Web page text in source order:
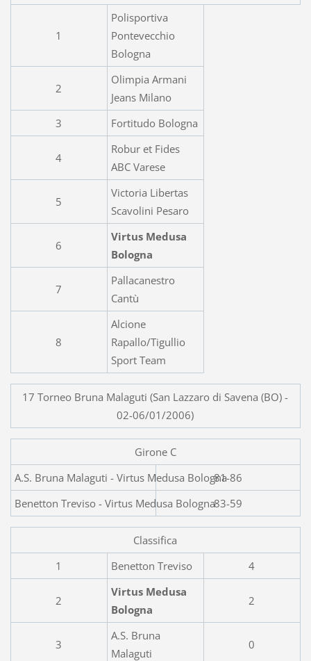
1
Polisportiva
Pontevecchio
Bologna
2
Olimpia Armani
Jeans Milano
3
Fortitudo Bologna
4
Robur et Fides
ABC Varese
5
Victoria Libertas
Scavolini Pesaro
6
Virtus Medusa
Bologna
7
Pallacanestro
Cantù
8
Alcione
Rapallo/Tigullio
Sport Team
17 Torneo Bruna Malaguti (San Lazzaro di Savena (BO) -
02-06/01/2006)
Girone C
A.S. Bruna Malaguti -
81-86
Benetton Treviso - Virtus Medusa Bologna83-59
Classifica
1
Benetton Treviso 4
2
Virtus Medusa
Bologna
2
3
A.S. Bruna
Malaguti
0